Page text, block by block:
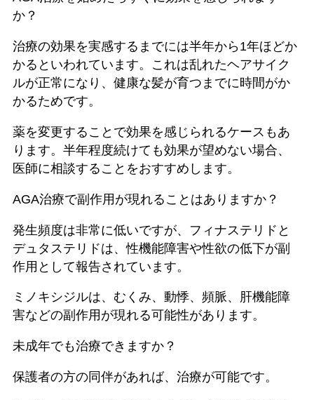
か？
治療の効果を実感するまでには半年から1年ほどか
かるといわれています。これは乱れたヘアサイク
ルが正常になり、健康な髪が育つまでに時間がか
かるためです。
薬を変更することで効果を感じられるケースもあ
ります。半年程度続けても効果が望めない場合、
医師に相談することをおすすめします。
AGA治療で副作用が現れることはありますか？
発生頻度は非常に低いですが、フィナステリドと
デュタステリドは、性機能障害や性欲の低下が副
作用として報告されています。
ミノキシジルは、むくみ、動悸、頻脈、肝機能障
害などの副作用が現れる可能性があります。
未成年でも治療できますか？
保護者の方の同伴があれば、治療が可能です。